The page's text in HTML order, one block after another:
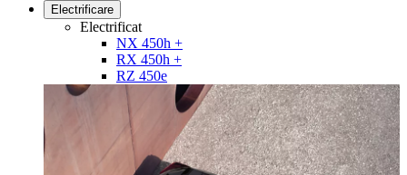
Electrificare
Electrificat
NX 450h +
RX 450h +
RZ 450e